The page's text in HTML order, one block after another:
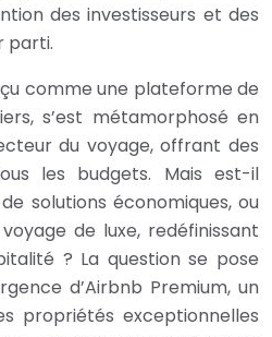
des investisseurs et des
parti.
comme une plateforme de
s’est métamorphosé en
du voyage, offrant des
les budgets. Mais est-il
solutions économiques, ou
de luxe, redéfinissant
? La question se pose
d’Airbnb Premium, un
propriétés exceptionnelles